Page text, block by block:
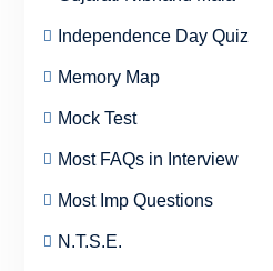
Independence Day Quiz
Memory Map
Mock Test
Most FAQs in Interview
Most Imp Questions
N.T.S.E.